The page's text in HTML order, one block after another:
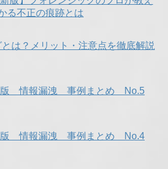
る不正の痕跡とは
は？メリット・注意点を徹底解説
版 情報漏洩 事例まとめ No.5
版 情報漏洩 事例まとめ No.4